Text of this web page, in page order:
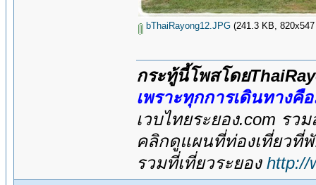
bThaiRayong12.JPG (241.3 KB,
กระทู้นี้โพสโดย
เพราะทุกการเดินทางคื
เวบไทยระยอง.com ร
คลิกดูแผนที่ท่องเที่ยวที่
รวมที่เที่ยวระยอง http://